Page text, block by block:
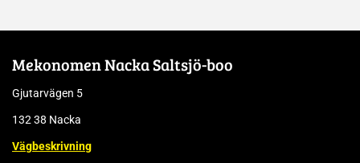
Mekonomen Nacka Saltsjö-boo
Gjutarvägen 5
132 38 Nacka
Vägbeskrivning